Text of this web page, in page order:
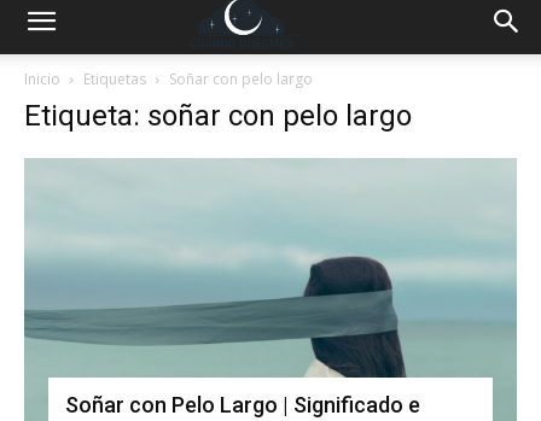
Inicio Etiquetas Soñar con pelo largo
Etiqueta: soñar con pelo largo
Soñar con Pelo Largo | Significado e